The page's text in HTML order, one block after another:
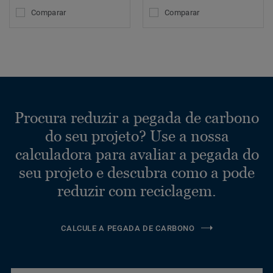
Comparar Comparar
Procura reduzir a pegada de carbono
do seu projeto? Use a nossa
calculadora para avaliar a pegada do
seu projeto e descubra como a pode
reduzir com reciclagem.
CALCULE A PEGADA DE CARBONO